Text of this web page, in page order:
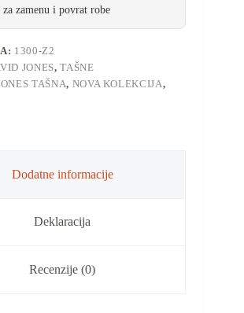
za zamenu i povrat robe
1300-Z2
JONES,TAŠNE
TAŠNA, NOVA KOLEKCIJA,
Dodatne informacije
Deklaracija
Recenzije (0)